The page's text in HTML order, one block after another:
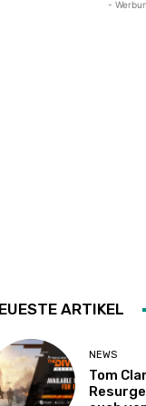
-
ARTIKEL
NEWS
Tom